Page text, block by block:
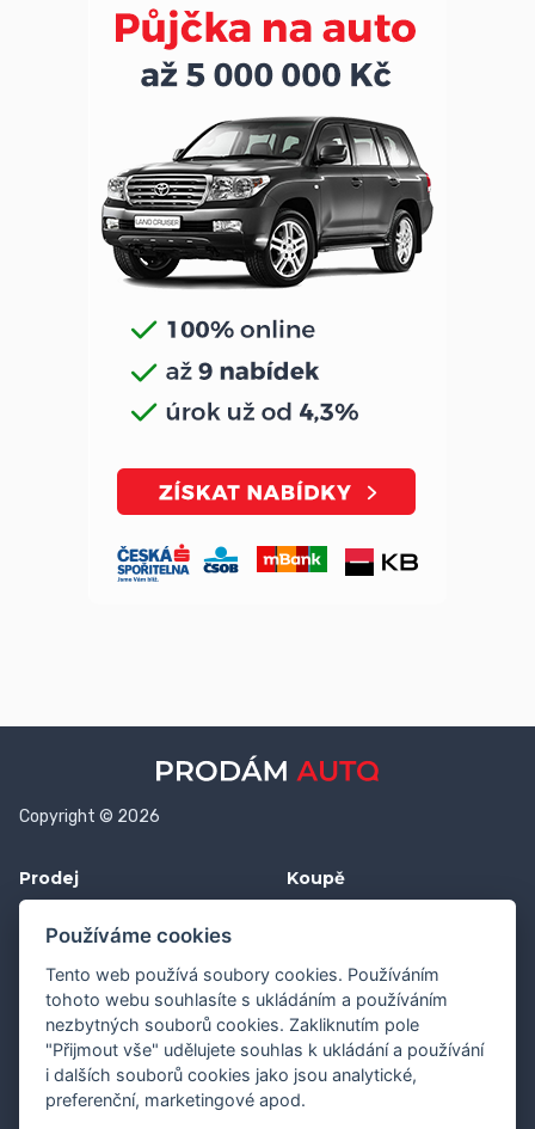
Copyright © 2026
Prodej
Pro prodejce
Premium
Koupě
Financování vozu
Pojištění vozu
Další stránky Kontakt
Používáme cookies
Tento web používá soubory cookies. Používáním
tohoto webu souhlasíte s ukládáním a používáním
nezbytných souborů cookies. Zakliknutím pole
"Přijmout vše" udělujete souhlas k ukládání a používání
i dalších souborů cookies jako jsou analytické,
preferenční, marketingové apod.